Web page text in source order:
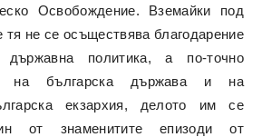
Освобождение. Вземайки под
тя не се осъществява благодарение
държавна политика, а по-точно
на българска държава и на
екзархия, делото им се
от знаменитите епизоди от